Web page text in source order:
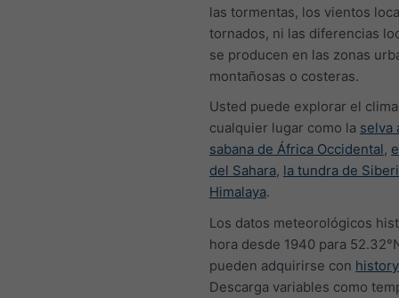
las tormentas, los vientos
tornados, ni las diferencias
se producen en las zonas
montañosas o costeras.
Usted puede explorar el
cualquier lugar como la selva
sabana de África Occidental,
del Sahara, la tundra de
Himalaya.
Los datos meteorológicos
hora desde 1940 para
pueden adquirirse con
Descarga variables como